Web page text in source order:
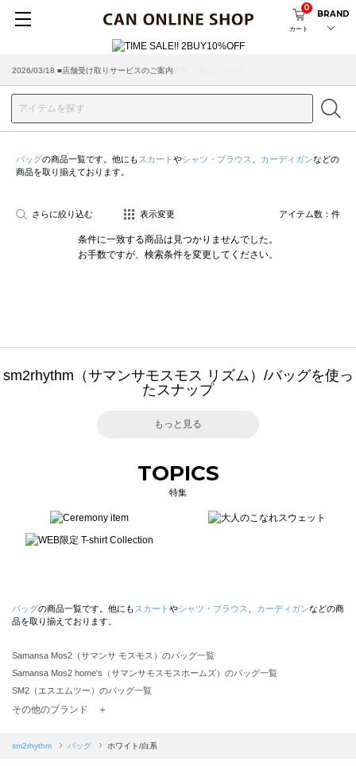
カート
0
BRAND
2026/07/29 ■【お知らせ】ヤマト運輸の配送遅延・停止について
2026/03/18 ■店舗受け取りサービスのご案内
バッグの商品一覧です。他にも スカート やシャツ・ブラウス カーディガンなどの
商品を取り揃えております。
さらに絞り込む 表示変更 アイテム数： 件
条件に一致する商品は見つかりませんでした。
お手数ですが、検索条件を変更してください。
sm2rhythm（サマンサモスモス リズム）/バッグを使っ
たスナップ
もっと見る
TOPICS
特集
バッグの商品一覧です。他にも スカート やシャツ・ブラウス カーディガンなどの商
品を取り揃えております。
Samansa Mos2（サマンサ モスモス）のバッグ一覧
Samansa Mos2 home's（サマンサモスモスホームズ）のバッグ一覧
SM2（エスエムツー）のバッグ一覧
TSUHARU by Samansa Mos2（ツハルバイサマンサモスモス）のバッグ一覧
Samansa Mos2 blue（サマンサモスモス ブルー）のバッグ一覧
その他のブランド ＋
sm2rhythm バッグ ホワイト/白系